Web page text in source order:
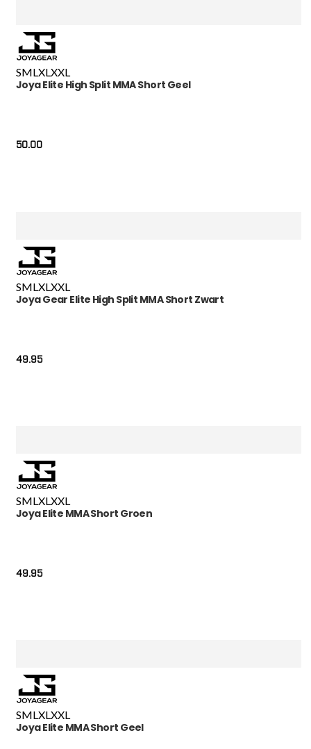
SMLXLXXL
Joya Elite High Split MMA Short Geel
50.00
SML XL XXL
Joya Gear Elite High Split MMA Short Zwart
49.95
SMLXLXXL
Joya Elite MMA Short Groen
49.95
SMLXLXXL
Joya Elite MMA Short Geel